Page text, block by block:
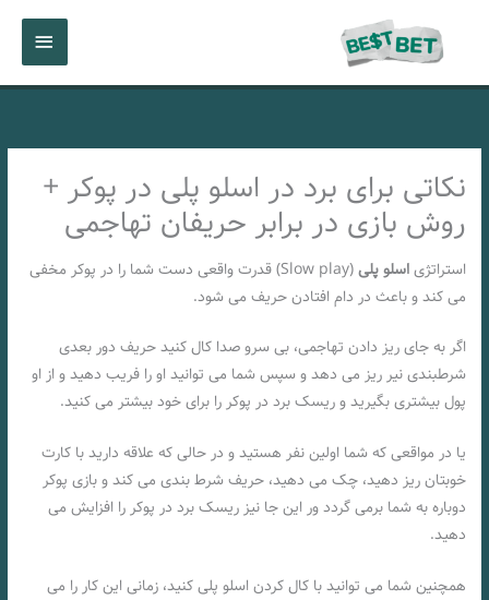
اصلی
نکاتی برای برد در اسلو پلی در پوکر +
روش بازی در برابر حریفان تهاجمی
استراتژیاسلو پلی
(Slow play) قدرت واقعی دست شما را در پوکر مخفی
می کند و باعث در دام افتادن حریف می شود.
اگر به جای ریز دادن تهاجمی، بی سرو صدا کال کنید حریف دور بعدی
شرطبندی نیر ریز می دهد و سپس شما می توانید او را فریب دهید و از او
پول بیشتری بگیرید و ریسک برد در پوکر را برای خود بیشتر می کنید.
یا در مواقعی که شما اولین نفر هستید و در حالی که علاقه دارید با کارت
خوبتان ریز دهید، چک می دهید، حریف شرط بندی می کند و بازی پوکر
دوباره به شما برمی گردد ور این جا نیز ریسک برد در پوکر را افزایش می
دهید.
همچنین شما می توانید با کال کردن اسلو پلی کنید، زمانی این کار را می